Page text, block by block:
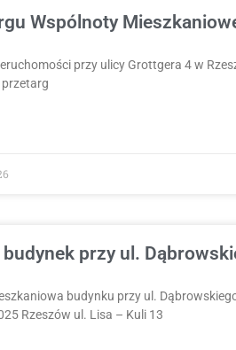
Wspólnoty
przy ulicy Grottgera 4 w
przetarg
przy ul.
budynku przy ul.
Rzeszów ul. Lisa – Kuli 13